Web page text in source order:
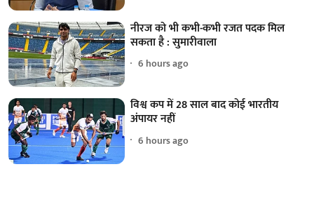
नीरज को भी कभी-कभी रजत पदक मिल
सकता है : सुमारीवाला
6 hours ago
विश्व कप में 28 साल बाद कोई भारतीय
अंपायर नहीं
6 hours ago